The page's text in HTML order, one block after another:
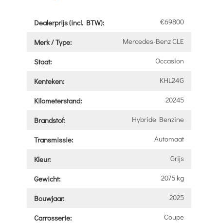
Dealerprijs (incl. BTW): €69800
Merk / Type: Mercedes-Benz CLE
Staat: Occasion
Kenteken: KHL24G
Kilometerstand: 20245
Brandstof: Hybride Benzine
Transmissie: Automaat
Kleur: Grijs
Gewicht: 2075 kg
Bouwjaar: 2025
Carrosserie: Coupe